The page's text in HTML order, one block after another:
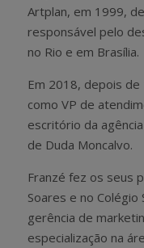
Artplan, em 1999,
responsável pelo
no Rio e em Brasília.
Em 2018, depois
como VP de
escritório da
de Duda Moncalvo.
Franzé fez os seus
Soares e no Colégio
gerência de
especialização na